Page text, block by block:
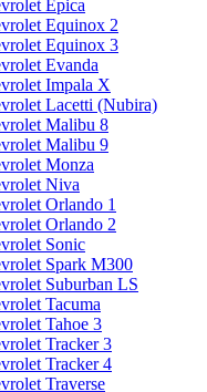
Epica
Equinox 2
Equinox 3
Evanda
Impala X
Lacetti (Nubira)
Malibu 8
Malibu 9
Monza
Niva
Orlando 1
Orlando 2
Sonic
Spark M300
Suburban LS
Tacuma
Tahoe 3
Tracker 3
Tracker 4
Traverse